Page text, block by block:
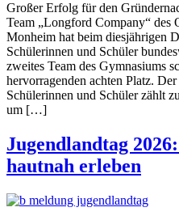
Großer Erfolg für den
Team „Longford Company“ des
Monheim hat beim diesjährigen
Schülerinnen und Schüler
zweites Team des Gymnasiums
hervorragenden achten Platz.
Schülerinnen und Schüler zählt
um […]
Jugendlandtag
hautnah erleben